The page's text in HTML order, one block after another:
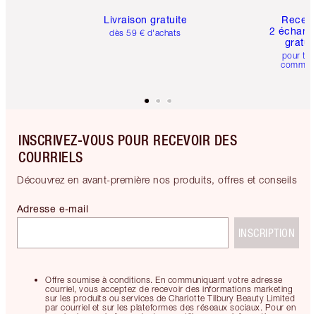
Livraison gratuite
dès 59 € d'achats
2
pour
INSCRIVEZ-VOUS POUR RECEVOIR DES
COURRIELS
Découvrez en avant-première nos produits, offres et conseils
Offre soumise à conditions. En communiquant votre adresse
courriel, vous acceptez de recevoir des informations marketing
sur les produits ou services de Charlotte Tilbury Beauty Limited
par courriel et sur les plateformes des réseaux sociaux. Pour en
Adresse e-mail
INSCRIPTION